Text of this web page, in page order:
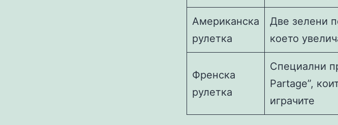
Американска
рулетка
Две зелени
което
Френска
рулетка
Специални
Partage”,
играчите